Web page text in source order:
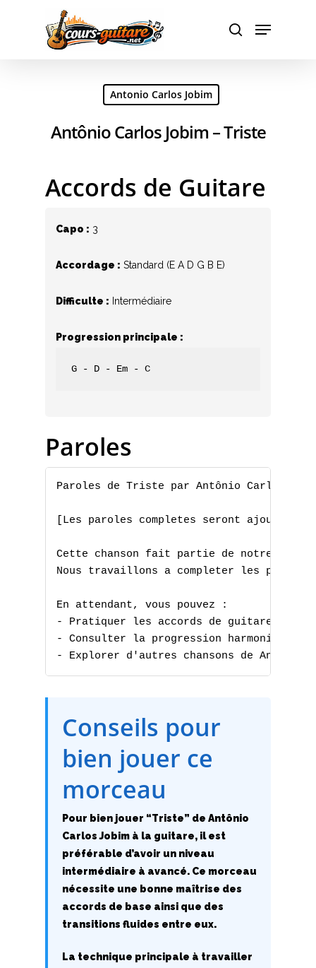
Hit enter to search or ESC to close
Antonio Carlos Jobim
Antônio Carlos Jobim – Triste
Accords de Guitare
Capo : 3
Accordage : Standard (E A D G B E)
Difficulte : Intermédiaire
Progression principale :
G - D - Em - C
Paroles
Paroles de Triste par Antônio Carlos
[Les paroles completes seront ajoutees
Cette chanson fait partie de notre
Nous travaillons a completer les
En attendant, vous pouvez :
- Pratiquer les accords de guitare
- Consulter la progression harmonique
- Explorer d'autres chansons de Antônio
Conseils pour
bien jouer ce
morceau
Pour bien jouer “Triste” de Antônio
Carlos Jobim à la guitare, il est
préférable d’avoir un niveau
intermédiaire à avancé. Ce morceau
nécessite une bonne maîtrise des
accords de base ainsi que des
transitions fluides entre eux.
La technique principale à travailler
A
B
D
E
F
G
H